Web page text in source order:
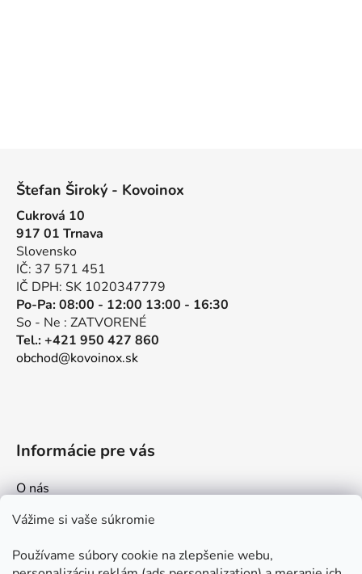
Vážime si vaše súkromie
Používame súbory cookie na zlepšenie webu,
Štefan Široký - Kovoinox
Cukrová 10
917 01 Trnava
Slovensko
IČ: 37 571 451
IČ DPH: SK 1020347779
Po-Pa: 08:00 - 12:00 13:00 - 16:30
So - Ne : ZATVORENÉ
Tel.: +421 950 427 860
obchod@kovoinox.sk
Informácie pre vás
O nás
Kontakt
Ako nakupovať